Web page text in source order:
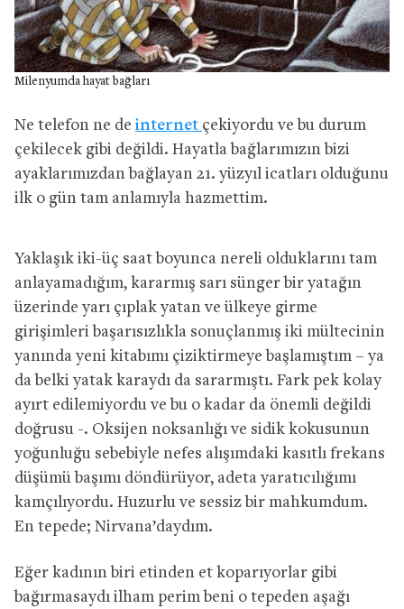
Milenyumda hayat bağları
Ne telefon ne de internet çekiyordu ve bu durum
çekilecek gibi değildi. Hayatla bağlarımızın bizi
ayaklarımızdan bağlayan 21. yüzyıl icatları olduğunu
ilk o gün tam anlamıyla hazmettim.
Yaklaşık iki-üç saat boyunca nereli olduklarını tam
anlayamadığım, kararmış sarı sünger bir yatağın
üzerinde yarı çıplak yatan ve ülkeye girme
girişimleri başarısızlıkla sonuçlanmış iki mültecinin
yanında yeni kitabımı çiziktirmeye başlamıştım – ya
da belki yatak karaydı da sararmıştı. Fark pek kolay
ayırt edilemiyordu ve bu o kadar da önemli değildi
doğrusu -. Oksijen noksanlığı ve sidik kokusunun
yoğunluğu sebebiyle nefes alışımdaki kasıtlı frekans
düşümü başımı döndürüyor, adeta yaratıcılığımı
kamçılıyordu. Huzurlu ve sessiz bir mahkumdum.
En tepede; Nirvana’daydım.
Eğer kadının biri etinden et koparıyorlar gibi
bağırmasaydı ilham perim beni o tepeden aşağı